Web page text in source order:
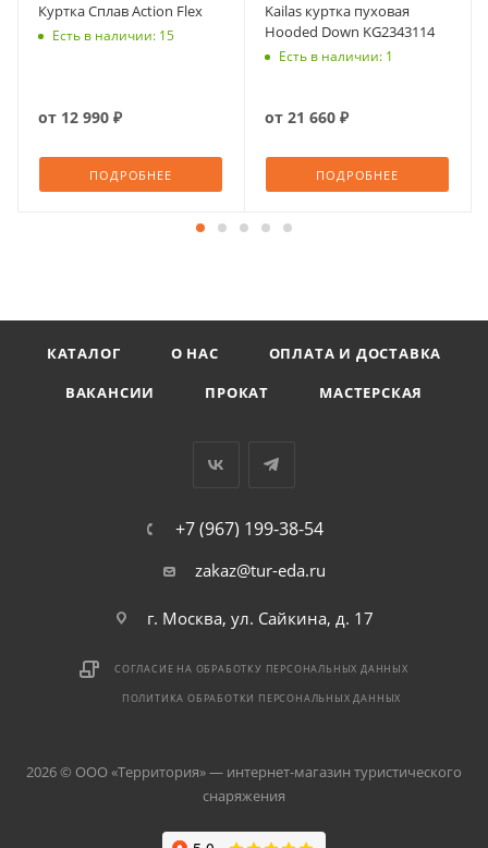
Куртка Сплав Action Flex
Есть в наличии: 15
от 12 990 ₽
ПОДРОБНЕЕ
Kailas куртка пуховая
Hooded Down KG2343114
Есть в наличии: 1
от 21 660 ₽
ПОДРОБНЕЕ
КАТАЛОГ О НАС
ОПЛАТА И ДОСТАВКА
ВАКАНСИИ
ПРОКАТ МАСТЕРСКАЯ
+7 (967) 199-38-54
zakaz@tur-eda.ru
г. Москва, ул. Сайкина, д. 17
СОГЛАСИЕ НА ОБРАБОТКУ ПЕРСОНАЛЬНЫХ ДАННЫХ
ПОЛИТИКА ОБРАБОТКИ ПЕРСОНАЛЬНЫХ ДАННЫХ
2026 © ООО «Территория» — интернет-магазин туристического
снаряжения